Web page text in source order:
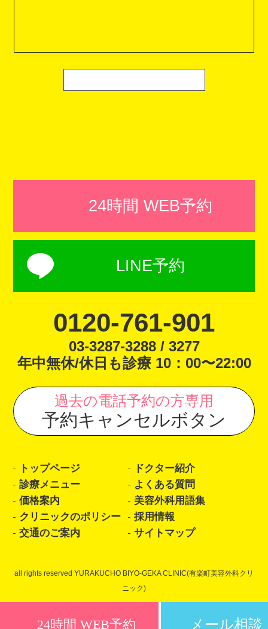
24時間 WEB予約
LINE予約
0120-761-901
03-3287-3288 / 3277
年中無休/休日も診療 10：00〜22:00
過去の電話予約の方専用
予約キャンセルボタン
トップページ
ドクター紹介
診療メニュー
よくある質問
価格案内
美容外科用語集
クリニックのポリシー
採用情報
交通のご案内
サイトマップ
all rights reserved YURAKUCHO BIYO-GEKA CLINIC(有楽町美容外科クリ
ニック)